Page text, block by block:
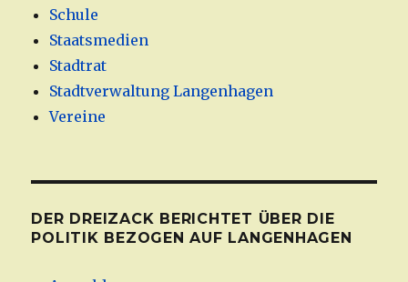
Schule
Staatsmedien
Stadtrat
Stadtverwaltung Langenhagen
Vereine
DER DREIZACK BERICHTET ÜBER DIE
POLITIK BEZOGEN AUF LANGENHAGEN